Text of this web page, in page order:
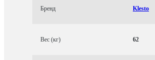
Бренд Klesto
Вес (кг) 62